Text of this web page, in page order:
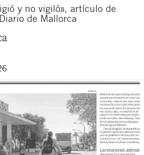
y no vigiló», artículo de
de Mallorca